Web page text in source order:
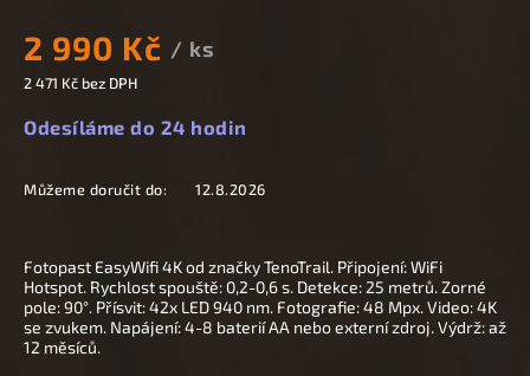
2 990 Kč / ks
2 471 Kč bez DPH
Odesíláme do 24 hodin
Můžeme doručit do: 12.8.2026
Fotopast EasyWifi 4K od značky TenoTrail. Připojení: WiFi
Hotspot. Rychlost spouště: 0,2-0,6 s. Detekce: 25 metrů. Zorné
pole: 90°. Přísvit: 42x LED 940 nm. Fotografie: 48 Mpx. Video: 4K
se zvukem. Napájení: 4-8 baterií AA nebo externí zdroj. Výdrž: až
12 měsíců.